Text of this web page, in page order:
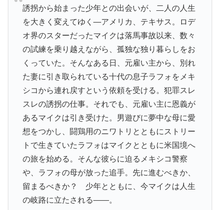
誘拐から始まった少年との出会いが、二人の人生
を大きく変えてゆく―アメリカ、テキサス。ロデ
オ界のスターだったマイクは落馬事故以来、数々
の試練を乗り越えながら、孤独な独り暮らしをお
くっていた。そんなある日、元雇い主から、別れ
た妻に引き取られている十代の息子ラフォをメキ
シコから連れ戻すという依頼を受ける。犯罪スレ
スレの誘拐の仕事。それでも、元雇い主に恩義が
あるマイクは引き受けた。男遊びに夢中な母に愛
想をつかし、闘鶏用のニワトリとともにストリー
トで生きていたラフォはマイクとともに米国境へ
の旅を始める。そんな彼らに迫るメキシコ警察
や、ラフォの母が放った追手。先に進むべきか、
留まるべきか？ 少年とともに、今マイクは人生
の岐路に立たされる――。